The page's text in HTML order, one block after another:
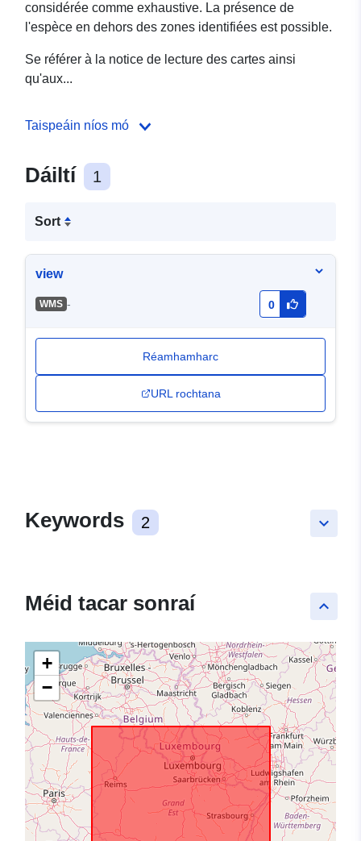
considérée comme exhaustive. La présence de
l'espèce en dehors des zones identifiées est possible.
Se référer à la notice de lecture des cartes ainsi
qu'aux...
Taispeáin níos mó
Dáiltí 1
Sort
view
WMS - 0
Réamhamharc
URL rochtana
keyboard_arrow_down
Keywords 2
keyboard_arrow_up
Méid tacar sonraí
+
−